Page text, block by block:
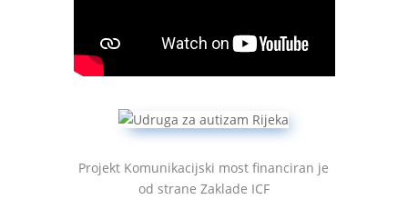
Projekt Komunikacijski most financiran je
od strane Zaklade ICF